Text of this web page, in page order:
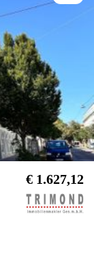
€ 1.627,12